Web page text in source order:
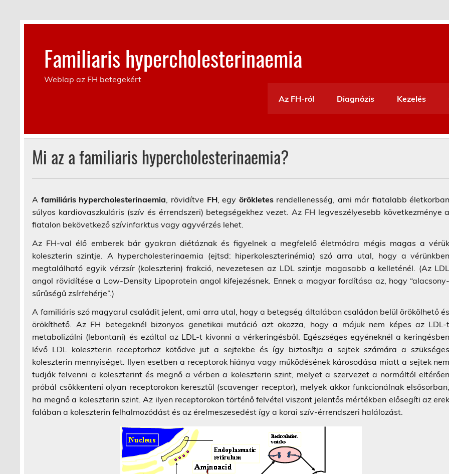
content
Familiaris hypercholesterinaemia
Weblap az FH betegekért
Az FH-ról
Diagnózis Kezelés
Mi az a familiaris hypercholesterinaemia?
A familiáris hypercholesterinaemia, rövidítve FH, egy örökletesrendellenesség, ami már fiatalabb életkorban
súlyos kardiovaszkuláris (szív és érrendszeri) betegségekhez vezet. Az FH legveszélyesebb következménye a
fiatalon bekövetkező szívinfarktus vagy agyvérzés lehet.
Az FH-val élő emberek bár gyakran diétáznak és figyelnek a megfelelő életmódra mégis magas a vérük
koleszterin szintje. A hypercholesterinaemia (ejtsd: hiperkoleszterinémia) szó arra utal, hogy a vérünkben
megtalálható egyik vérzsír (koleszterin) frakció, nevezetesen az LDL szintje magasabb a kelleténél. (Az LDL
angol rövidítése a Low-Density Lipoprotein angol kifejezésnek. Ennek a magyar fordítása az, hogy “alacsony-
sűrűségű zsírfehérje”.)
A familiáris szó magyarul családit jelent, ami arra utal, hogy a betegség általában családon belül örökölhető és
örökíthető. Az FH betegeknél bizonyos genetikai mutáció azt okozza, hogy a májuk nem képes az LDL-t
metabolizálni (lebontani) és ezáltal az LDL-t kivonni a vérkeringésből. Egészséges egyéneknél a keringésben
lévő LDL koleszterin receptorhoz kötődve jut a sejtekbe és így biztosítja a sejtek számára a szükséges
koleszterin mennyiséget. Ilyen esetben a receptorok hiánya vagy működésének károsodása miatt a sejtek nem
tudják felvenni a koleszterint és megnő a vérben a koleszterin szint, melyet a szervezet a normáltól eltérően
próbál csökkenteni olyan receptorokon keresztül (scavenger receptor), melyek akkor funkcionálnak elsősorban,
ha megnő a koleszterin szint. Az ilyen receptorokon történő felvétel viszont jelentős mértékben elősegíti az erek
falában a koleszterin felhalmozódást és az érelmeszesedést így a korai szív-érrendszeri halálozást.